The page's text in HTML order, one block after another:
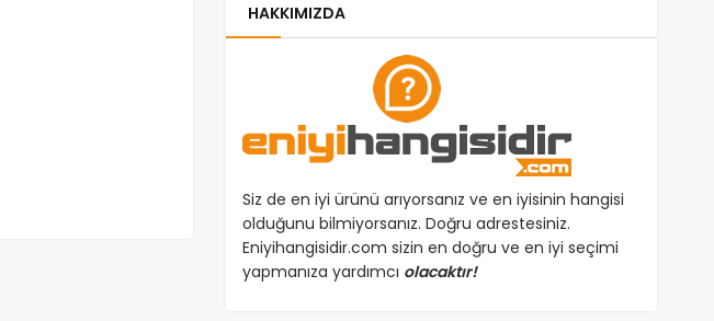
HAKKIMIZDA
Siz de en iyi ürünü arıyorsanız ve en iyisinin hangisi
olduğunu bilmiyorsanız. Doğru adrestesiniz.
Eniyihangisidir.com sizin en doğru ve en iyi seçimi
yapmanıza yardımcı olacaktır!